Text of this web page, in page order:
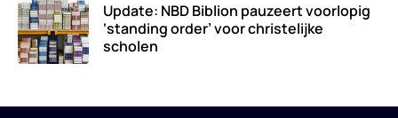
Update: NBD Biblion pauzeert voorlopig
‘standing order’ voor christelijke
scholen